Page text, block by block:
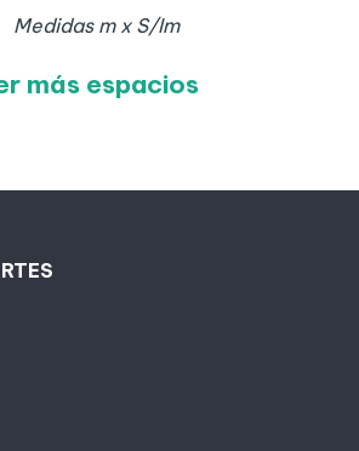
Medidas m x S/Im
más espacios